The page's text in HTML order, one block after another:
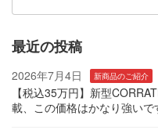
最近の投稿
2026年7月4日 新商品のご紹介
【税込35万円】新型
載、この価格はかなり強いで